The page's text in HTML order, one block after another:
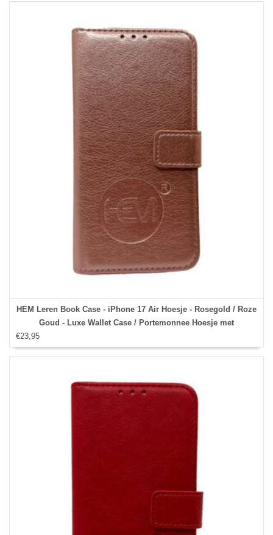
HEM Leren Book Case - iPhone 17 Air Hoesje - Rosegold / Roze
Goud - Luxe Wallet Case / Portemonnee Hoesje met
Pasjeshouder en Bescherming - iPhone 17 Air Bookcase
€23,95